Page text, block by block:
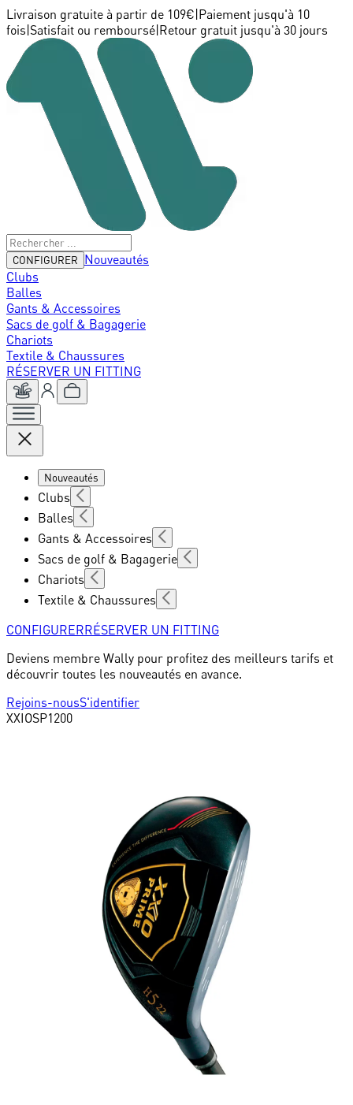
Livraison gratuite à partir de 109€ Paiement jusqu'à 10
fois Satisfait ou remboursé Retour gratuit jusqu'à 30 jours
CONFIGURER
Nouveautés
Clubs
Balles
Gants & Accessoires
Sacs de golf & Bagagerie
Chariots
Textile & Chaussures
RÉSERVER UN FITTING
Nouveautés
Clubs
Balles
Gants & Accessoires
Sacs de golf & Bagagerie
Chariots
Textile & Chaussures
CONFIGURERRÉSERVER UN FITTING
Deviens membre Wally pour profitez des meilleurs tarifs et
découvrir toutes les nouveautés en avance.
Rejoins-nousS'identifier
XXIOSP1200